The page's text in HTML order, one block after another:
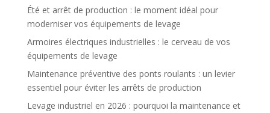
Été et arrêt de production : le moment idéal pour
moderniser vos équipements de levage
Armoires électriques industrielles : le cerveau de vos
équipements de levage
Maintenance préventive des ponts roulants : un levier
essentiel pour éviter les arrêts de production
Levage industriel en 2026 : pourquoi la maintenance et